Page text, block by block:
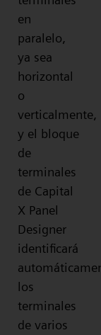
en
paralelo,
ya sea
horizontal
o
verticalmente,
y el bloque
de
terminales
de Capital
X Panel
Designer
identificará
los
terminales
de varios